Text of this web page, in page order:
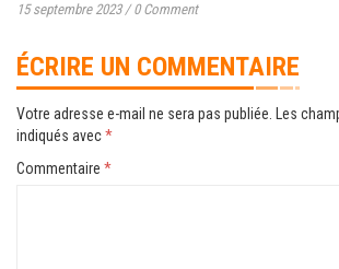
15 septembre 2023 / 0 Comment
ÉCRIRE UN COMMENTAIRE
Votre adresse e-mail ne sera pas publiée.
Les
indiqués avec*
Commentaire *